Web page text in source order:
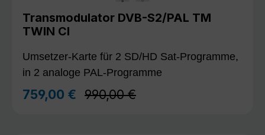
Transmodulator DVB-S2/PAL TM
TWIN CI
Umsetzer-Karte für 2 SD/HD Sat-Programme,
in 2 analoge PAL-Programme
Verkaufspreis:
759,00 € Regulärer Preis:
990,00 €